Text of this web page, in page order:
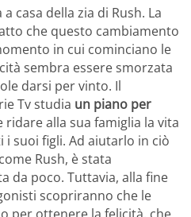
casa della zia di Rush. La
che questo cambiamento
in cui cominciano le
sembra essere smorzata
darsi per vinto. Il
Tv studia un piano per
ridare alla sua famiglia la vita
i suoi figli. Ad aiutarlo in ciò
Rush, è stata
da poco. Tuttavia, alla fine
scopriranno che le
per ottenere la felicità, che